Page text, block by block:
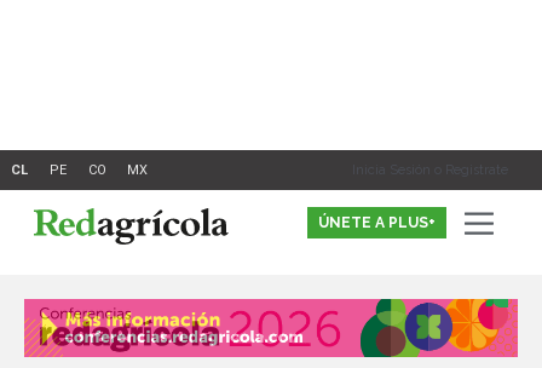
Inicia Sesión o Registrate
ÚNETE A PLUS+